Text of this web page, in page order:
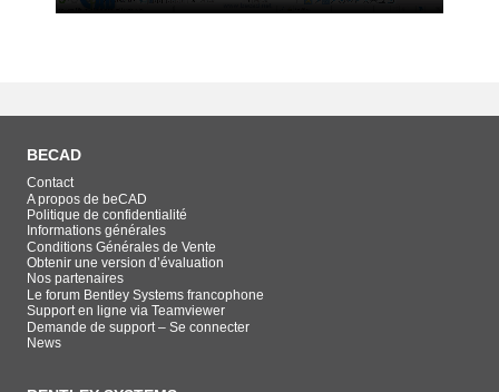
BECAD
Contact
A propos de beCAD
Politique de confidentialité
Informations générales
Conditions Générales de Vente
Obtenir une version d’évaluation
Nos partenaires
Le forum Bentley Systems francophone
Support en ligne via Teamviewer
Demande de support – Se connecter
News